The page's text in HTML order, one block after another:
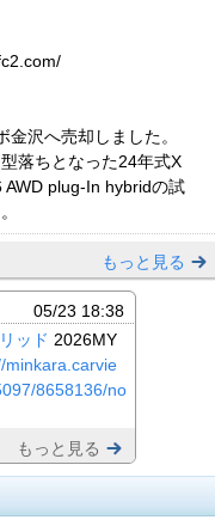
沢へ売却しました。
落ちとなった24年式X
plug-In hybridの試
もっと見る
05/23 18:38
ッド 2026MY
minkara.carvie
8658136/no
もっと見る